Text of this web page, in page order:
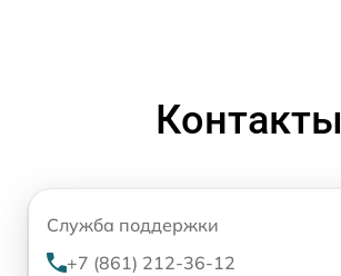
Контакты
Служба поддержки
+7 (861) 212-36-12